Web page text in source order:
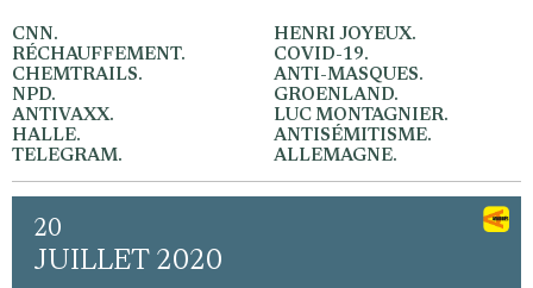
CNN.
RÉCHAUFFEMENT.
CHEMTRAILS.
NPD.
ANTIVAXX.
HALLE.
TELEGRAM.
HENRI JOYEUX.
COVID-19.
ANTI-MASQUES.
GROENLAND.
LUC MONTAGNIER.
ANTISÉMITISME.
ALLEMAGNE.
20
JUILLET 2020